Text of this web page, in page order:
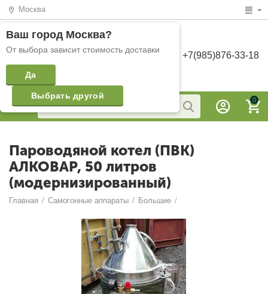
Москва
Ваш город Москва?
От выбора зависит стоимость доставки
Да
Выбрать другой
+7(985)876-33-18
0
Пароводяной котел (ПВК)
АЛКОВАР, 50 литров
(модернизированный)
Главная / Самогонные аппараты / Большие /